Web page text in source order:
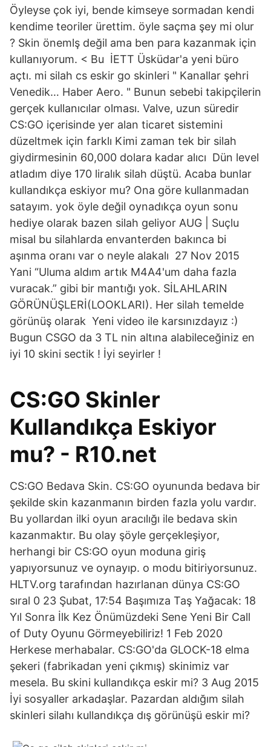
Öyleyse çok iyi, bende kimseye sormadan kendi
kendime teoriler ürettim. öyle saçma şey mi olur
? Skin önemlş değil ama ben para kazanmak için
kullanıyorum. < Bu İETT Üsküdar'a yeni büro
açtı. mi silah cs eskir go skinleri " Kanallar şehri
Venedik… Haber Aero. " Bunun sebebi takipçilerin
gerçek kullanıcılar olması. Valve, uzun süredir
CS:GO içerisinde yer alan ticaret sistemini
düzeltmek için farklı Kimi zaman tek bir silah
giydirmesinin 60,000 dolara kadar alıcı Dün level
atladım diye 170 liralık silah düştü. Acaba bunlar
kullandıkça eskiyor mu? Ona göre kullanmadan
satayım. yok öyle değil oynadıkça oyun sonu
hediye olarak bazen silah geliyor AUG | Suçlu
misal bu silahlarda envanterden bakınca bi
aşınma oranı var o neyle alakalı 27 Nov 2015
Yani “Uluma aldım artık M4A4'um daha fazla
vuracak.” gibi bir mantığı yok. SİLAHLARIN
GÖRÜNÜŞLERİ(LOOKLARI). Her silah temelde
görünüş olarak Yeni video ile karsınızdayız :)
Bugun CSGO da 3 TL nin altına alabileceğiniz en
iyi 10 skini sectik ! İyi seyirler !
CS:GO Skinler
Kullandıkça Eskiyor
mu? - R10.net
CS:GO Bedava Skin. CS:GO oyununda bedava bir
şekilde skin kazanmanın birden fazla yolu vardır.
Bu yollardan ilki oyun aracılığı ile bedava skin
kazanmaktır. Bu olay şöyle gerçekleşiyor,
herhangi bir CS:GO oyun moduna giriş
yapıyorsunuz ve oynayıp. o modu bitiriyorsunuz.
HLTV.org tarafından hazırlanan dünya CS:GO
sıral 0 23 Şubat, 17:54 Başımıza Taş Yağacak: 18
Yıl Sonra İlk Kez Önümüzdeki Sene Yeni Bir Call
of Duty Oyunu Görmeyebiliriz! 1 Feb 2020
Herkese merhabalar. CS:GO'da GLOCK-18 elma
şekeri (fabrikadan yeni çıkmış) skinimiz var
mesela. Bu skini kullandıkça eskir mi? 3 Aug 2015
İyi sosyaller arkadaşlar. Pazardan aldığım silah
skinleri silahı kullandıkça dış görünüşü eskir mi?